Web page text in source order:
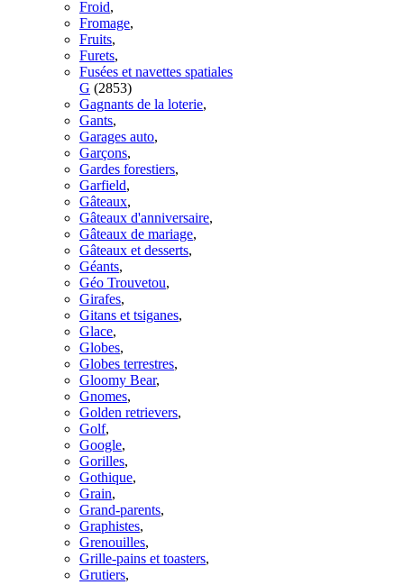
Froid,
Fromage,
Fruits,
Furets,
Fusées et navettes spatiales
G (2853)
Gagnants de la loterie,
Gants,
Garages auto,
Garçons,
Gardes forestiers,
Garfield,
Gâteaux,
Gâteaux d'anniversaire,
Gâteaux de mariage,
Gâteaux et desserts,
Géants,
Géo Trouvetou,
Girafes,
Gitans et tsiganes,
Glace,
Globes,
Globes terrestres,
Gloomy Bear,
Gnomes,
Golden retrievers,
Golf,
Google,
Gorilles,
Gothique,
Grain,
Grand-parents,
Graphistes,
Grenouilles,
Grille-pains et toasters,
Grutiers,